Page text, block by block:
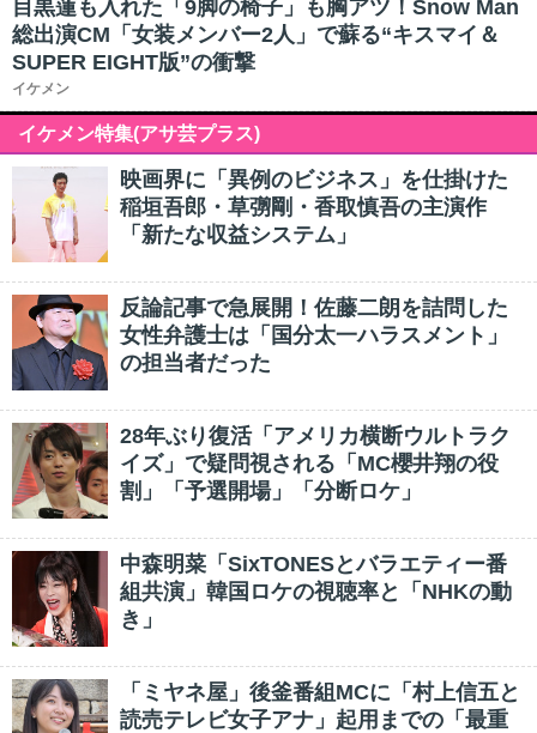
目黒蓮も入れた「9脚の椅子」も胸アツ！Snow Man
総出演CM「女装メンバー2人」で蘇る“キスマイ＆
SUPER EIGHT版”の衝撃
イケメン
イケメン特集(アサ芸プラス)
映画界に「異例のビジネス」を仕掛けた
稲垣吾郎・草彅剛・香取慎吾の主演作
「新たな収益システム」
反論記事で急展開！佐藤二朗を詰問した
女性弁護士は「国分太一ハラスメント」
の担当者だった
28年ぶり復活「アメリカ横断ウルトラク
イズ」で疑問視される「MC櫻井翔の役
割」「予選開場」「分断ロケ」
中森明菜「SixTONESとバラエティー番
組共演」韓国ロケの視聴率と「NHKの動
き」
「ミヤネ屋」後釜番組MCに「村上信五と
読売テレビ女子アナ」起用までの「最重